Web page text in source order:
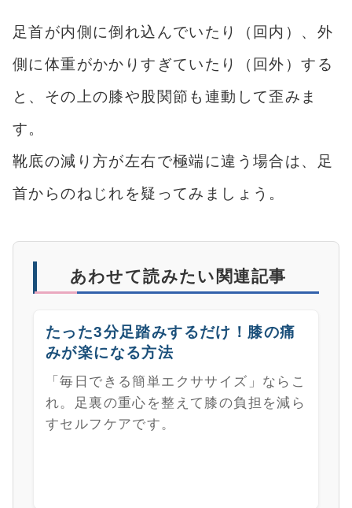
足首が内側に倒れ込んでいたり（回内）、外
側に体重がかかりすぎていたり（回外）する
と、その上の膝や股関節も連動して歪みま
す。
靴底の減り方が左右で極端に違う場合は、足
首からのねじれを疑ってみましょう。
あわせて読みたい関連記事
たった3分足踏みするだけ！膝の痛
みが楽になる方法
「毎日できる簡単エクササイズ」ならこ
れ。足裏の重心を整えて膝の負担を減ら
すセルフケアです。